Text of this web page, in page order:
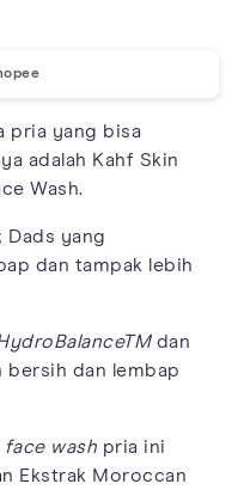
pria yang bisa
adalah Kahf Skin
Wash.
yang
dan tampak lebih
dan
bersih dan lembap
face wash pria ini
Ekstrak Moroccan